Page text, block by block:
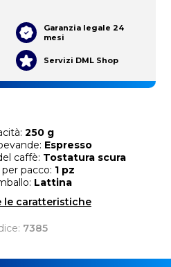
250 g
Espresso
caffè: Tostatura scura
pacco: 1 pz
Lattina
le caratteristiche
7385
Garanzia legale 24
mesi
Servizi DML Shop